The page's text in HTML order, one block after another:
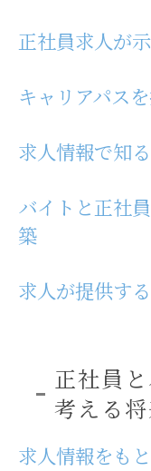
正社員求人が
キャリアパス
求人情報で知
バイトと正社
築
求人が提供す
正社員
考える
求人情報をも